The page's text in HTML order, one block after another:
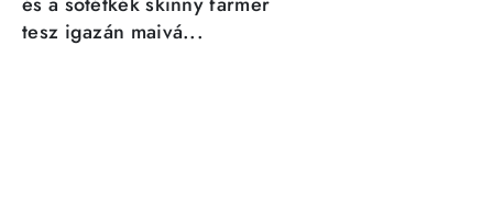
tesz igazán maivá...